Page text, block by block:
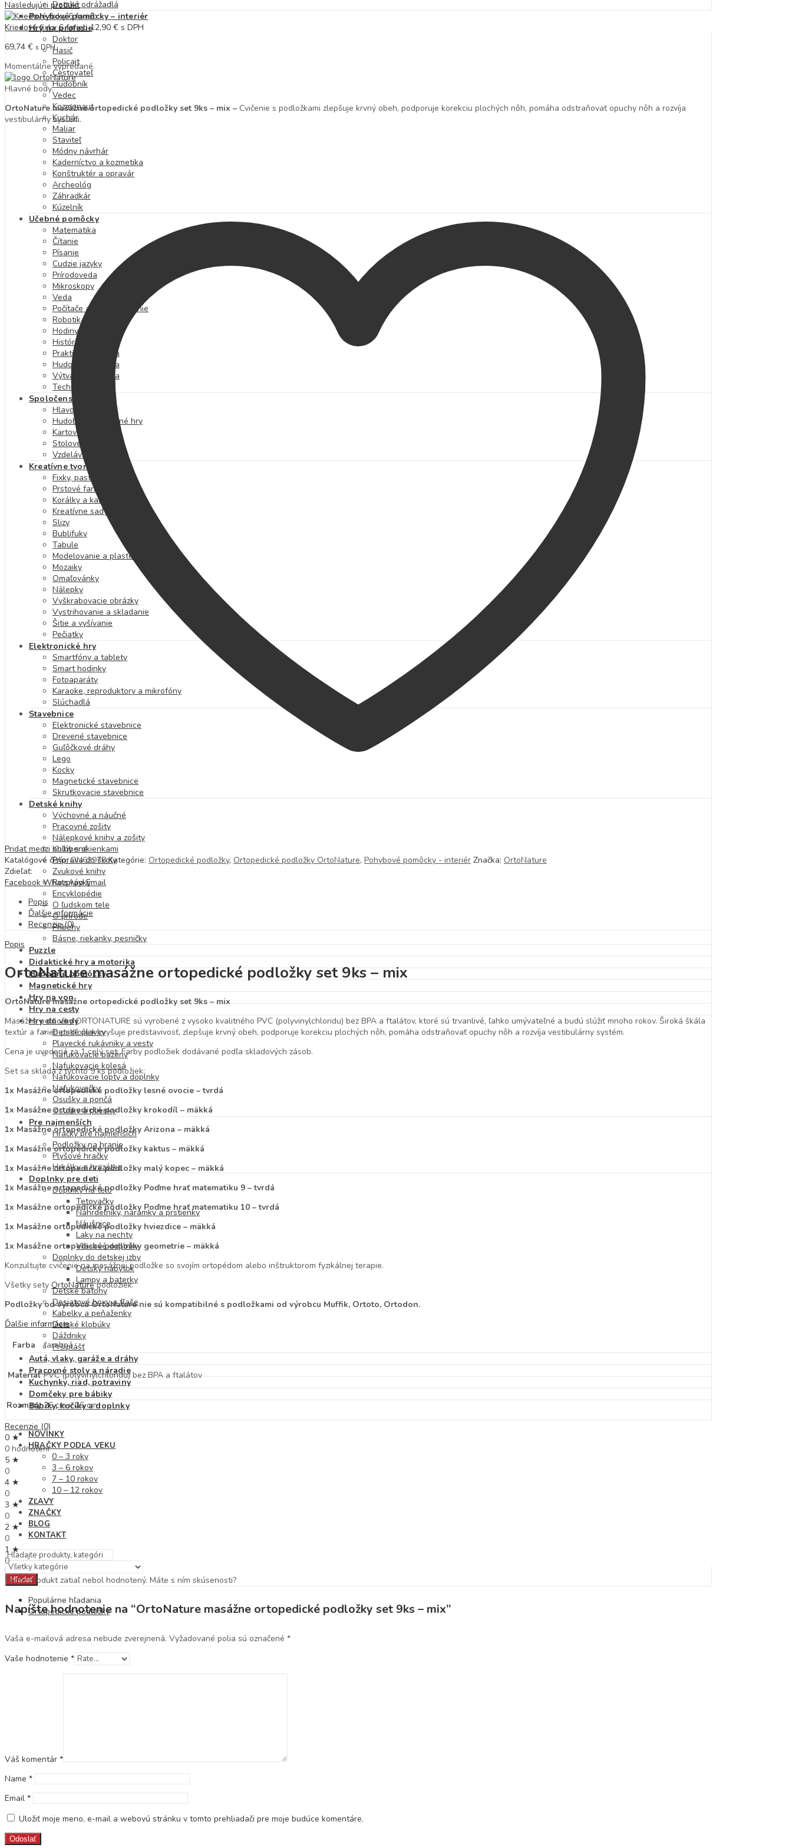
Detské odrážadlá
Pohybové pomôcky – interiér
Hry na profesie
Doktor
Hasič
Policajt
Cestovateľ
Hudobník
Vedec
Kozmonaut
Kuchár
Maliar
Staviteľ
Módny návrhár
Kaderníctvo a kozmetika
Konštruktér a opravár
Archeológ
Záhradkár
Kúzelník
Učebné pomôcky
Matematika
Čítanie
Písanie
Cudzie jazyky
Prírodoveda
Mikroskopy
Veda
Počítače a programovanie
Robotika
Hodiny a čas
História
Praktická výchova
Hudobná výchova
Výtvarná výchova
Technika
Spoločenské hry
Hlavolamy
Hudobné a výtvarné hry
Kartové hry
Stolové hry
Vzdelávacie hry
Kreatívne tvorenie
Fixky, pastelky a farby
Prstové farby
Korálky a kamienky
Kreatívne sady
Slizy
Bublifuky
Tabule
Modelovanie a plastelína
Mozaiky
Omaľovánky
Nálepky
Vyškrabovacie obrázky
Vystrihovanie a skladanie
Šitie a vyšívanie
Pečiatky
Elektronické hry
Smartfóny a tablety
Smart hodinky
Fotoaparáty
Karaoke, reproduktory a mikrofóny
Slúchadlá
Stavebnice
Elektronické stavebnice
Drevené stavebnice
Guľôčkové dráhy
Lego
Kocky
Magnetické stavebnice
Skrutkovacie stavebnice
Detské knihy
Výchovné a náučné
Pracovné zošity
Nálepkové knihy a zošity
Knihy s okienkami
Príprava do školy
Zvukové knihy
Rozprávky
Encyklopédie
O ľudskom tele
O prírode
Príbehy
Básne, riekanky, pesničky
Puzzle
Didaktické hry a motorika
Hudobné pomôcky
Magnetické hry
Hry na von
Hry na cesty
Hry do vody
Detské plavky
Plavecké rukávniky a vesty
Nafukovacie bazény
Nafukovacie kolesá
Nafukovacie lopty a doplnky
Nafukovačky
Osušky a pončá
Osušky a plienky
Pre najmenších
Hračky pre najmenších
Podložky na hranie
Plyšové hračky
Hrkálky a hryzátka
Doplnky pre deti
Doplnky na telo
Tetovačky
Náhrdelníky, náramky a prstienky
Náušnice
Laky na nechty
Vlasové doplnky
Doplnky do detskej izby
Detský nábytok
Lampy a baterky
Detské batohy
Desiatové boxy a fľaše
Kabelky a peňaženky
Detské klobúky
Dáždniky
Pršiplášť
Autá, vlaky, garáže a dráhy
Pracovné stoly a náradie
Kuchynky, riad, potraviny
Domčeky pre bábiky
Bábiky, kočíky a doplnky
NOVINKY
HRAČKY PODĽA VEKU
0 – 3 roky
3 – 6 rokov
7 – 10 rokov
10 – 12 rokov
ZĽAVY
ZNAČKY
BLOG
KONTAKT
Hľadať
Populárne hľadania
Ortopedické podložky
Nasledujúci produkt
Kriedové fixky 6 farieb12,90 € s DPH
69,74 € s DPH
Momentálne vypredané.
Hlavné body:
OrtoNature masážne ortopedické podložky set 9ks – mix – Cvičenie s podložkami zlepšuje krvný obeh, podporuje korekciu plochých nôh, pomáha odstraňovať opuchy nôh a rozvíja
vestibulárny systém.
Pridať medzi obľúbené
Katalógové číslo:ON63978 Kategórie: Ortopedické podložky, Ortopedické podložky OrtoNature, Pohybové pomôcky - interiér Značka: OrtoNature
Zdieľať:
Facebook WhatsApp Email
Popis
Ďalšie informácie
Recenzie (0)
Popis
OrtoNature masážne ortopedické podložky set 9ks – mix
OrtoNature masážne ortopedické podložky set 9ks – mix
Masážne podložky ORTONATURE sú vyrobené z vysoko kvalitného PVC (polyvinylchloridu) bez BPA a ftalátov, ktoré sú trvanlivé, ľahko umývateľné a budú slúžiť mnoho rokov. Široká škála
textúr a farieb podložiek zvyšuje predstavivosť, zlepšuje krvný obeh, podporuje korekciu plochých nôh, pomáha odstraňovať opuchy nôh a rozvíja vestibulárny systém.
Cena je uvedená za 1 celý set. Farby podložiek dodávané podľa skladových zásob.
Set sa skladá z týchto 9 ks podložiek:
1x Masážne ortopedické podložky lesné ovocie –tvrdá
1x Masážne ortopedické podložky krokodíl – mäkká
1x Masážne ortopedické podložky Arizona – mäkká
1x Masážne ortopedické podložky kaktus – mäkká
1x Masážne ortopedické podložky malý kopec – mäkká
1x Masážne ortopedické podložky Poďme hrať matematiku 9 – tvrdá
1x Masážne ortopedické podložky Poďme hrať matematiku 10 – tvrdá
1x Masážne ortopedické podložky hviezdice – mäkká
1x Masážne ortopedické podložky geometrie – mäkká
Konzultujte cvičenie na masážnej podložke so svojím ortopédom alebo inštruktorom fyzikálnej terapie.
Všetky sety OrtoNaturepodložiek.
Podložky od výrobcu OrtoNature nie sú kompatibilné s podložkami od výrobcu Muffik, Ortoto, Ortodon.
Ďalšie informácie
Farba
farebná
Materiál PVC (polyvinylchloridu) bez BPA a ftalátov
Rozmery 26 cm x 26 cm
Recenzie (0)
0 ★
0 hodnotení
5 ★
0
4 ★
0
3 ★
0
2 ★
0
1 ★
0
Tento produkt zatiaľ nebol hodnotený. Máte s ním skúsenosti?
Napíšte hodnotenie na “OrtoNature masážne ortopedické podložky set 9ks – mix”
Vaša e-mailová adresa nebude zverejnená. Vyžadované polia sú označené *
Vaše hodnotenie *
Váš komentár *
Name *
Email *
Uložiť moje meno, e-mail a webovú stránku v tomto prehliadači pre moje budúce komentáre.